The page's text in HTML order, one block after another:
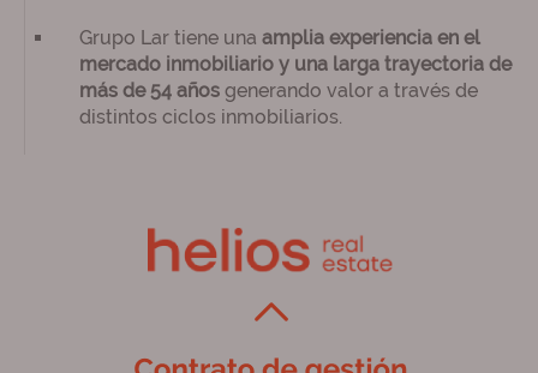
Grupo Lar tiene una amplia experiencia en el
mercado inmobiliario y una larga trayectoria de
más de 54 años generando valor a través de
distintos ciclos inmobiliarios.